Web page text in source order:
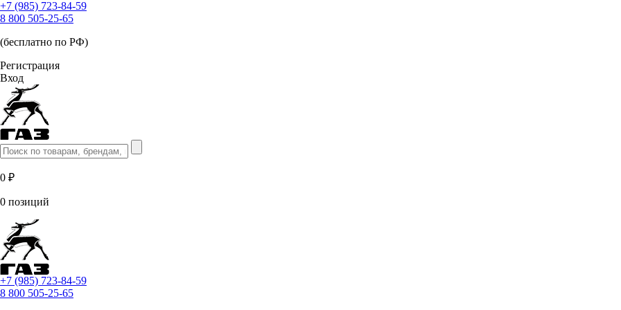
+7 (985) 723-84-59
8 800 505-25-65
(бесплатно по РФ)
Регистрация
Вход
0 ₽
0 позиций
+7 (985) 723-84-59
8 800 505-25-65